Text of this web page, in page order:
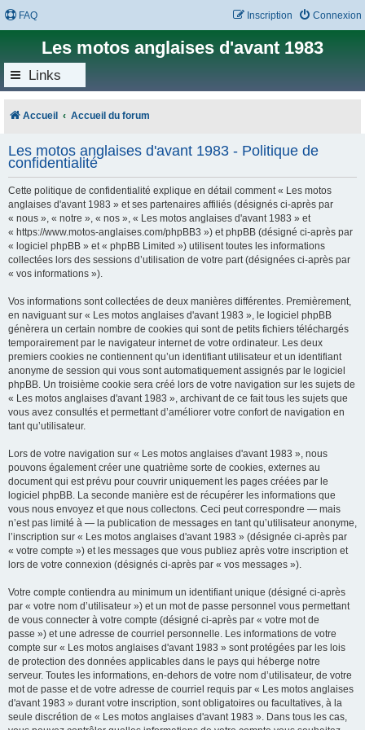
FAQ Connexion
Inscription
Les motos anglaises d'avant 1983
Links
Accueil Accueil du forum
Les motos anglaises d'avant 1983 - Politique de
confidentialité
Cette politique de confidentialité explique en détail comment « Les motos
anglaises d'avant 1983 » et ses partenaires affiliés (désignés ci-après par
« nous », « notre », « nos », « Les motos anglaises d'avant 1983 » et
« https://www.motos-anglaises.com/phpBB3 ») et phpBB (désigné ci-après par
« logiciel phpBB » et « phpBB Limited ») utilisent toutes les informations
collectées lors des sessions d’utilisation de votre part (désignées ci-après par
« vos informations »).
Vos informations sont collectées de deux manières différentes. Premièrement,
en naviguant sur « Les motos anglaises d'avant 1983 », le logiciel phpBB
génèrera un certain nombre de cookies qui sont de petits fichiers téléchargés
temporairement par le navigateur internet de votre ordinateur. Les deux
premiers cookies ne contiennent qu’un identifiant utilisateur et un identifiant
anonyme de session qui vous sont automatiquement assignés par le logiciel
phpBB. Un troisième cookie sera créé lors de votre navigation sur les sujets de
« Les motos anglaises d'avant 1983 », archivant de ce fait tous les sujets que
vous avez consultés et permettant d’améliorer votre confort de navigation en
tant qu’utilisateur.
Lors de votre navigation sur « Les motos anglaises d'avant 1983 », nous
pouvons également créer une quatrième sorte de cookies, externes au
document qui est prévu pour couvrir uniquement les pages créées par le
logiciel phpBB. La seconde manière est de récupérer les informations que
vous nous envoyez et que nous collectons. Ceci peut correspondre — mais
n’est pas limité à — la publication de messages en tant qu’utilisateur anonyme,
l’inscription sur « Les motos anglaises d'avant 1983 » (désignée ci-après par
« votre compte ») et les messages que vous publiez après votre inscription et
lors de votre connexion (désignés ci-après par « vos messages »).
Votre compte contiendra au minimum un identifiant unique (désigné ci-après
par « votre nom d’utilisateur ») et un mot de passe personnel vous permettant
de vous connecter à votre compte (désigné ci-après par « votre mot de
passe ») et une adresse de courriel personnelle. Les informations de votre
compte sur « Les motos anglaises d'avant 1983 » sont protégées par les lois
de protection des données applicables dans le pays qui héberge notre
serveur. Toutes les informations, en-dehors de votre nom d’utilisateur, de votre
mot de passe et de votre adresse de courriel requis par « Les motos anglaises
d'avant 1983 » durant votre inscription, sont obligatoires ou facultatives, à la
seule discrétion de « Les motos anglaises d'avant 1983 ». Dans tous les cas,